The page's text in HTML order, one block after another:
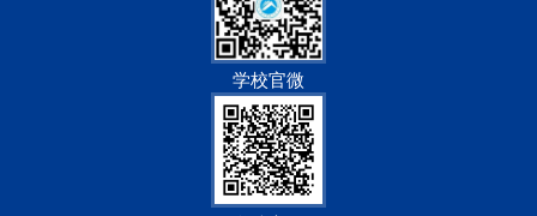
学校官微